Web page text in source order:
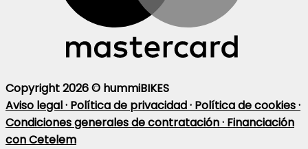
Copyright 2026 © hummiBIKES
Aviso legal · Política de privacidad · Política de cookies ·
Condiciones generales de contratación · Financiación
con Cetelem